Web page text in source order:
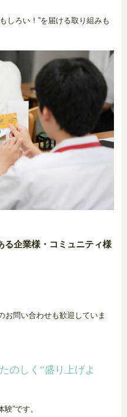
しろい！”を届ける取り組みも
る企業様・コミュニティ様
お問い合わせも歓迎していま
のしく”盛り上げよ
”です。